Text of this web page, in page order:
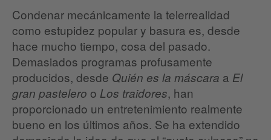
Condenar mecánicamente la telerrealidad
como estupidez popular y basura es, desde
hace mucho tiempo, cosa del pasado.
Demasiados programas profusamente
producidos, desde Quién es la máscara a El
gran pastelero o Los traidores, han
proporcionado un entretenimiento realmente
bueno en los últimos años. Se ha extendido